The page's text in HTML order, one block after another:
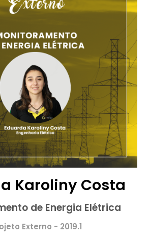
Karoliny Costa
de Energia Elétrica
Externo - 2019.1